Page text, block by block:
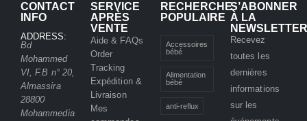
CONTACT
INFO
ADDRESS:
Bd
Mohammed
VI, F.B n° 20,
Almassira
28800
Mohammedia
SERVICE
APRÈS
VENTE
Aide & FAQs
Order
Tracking
Expédition &
Livraison
Mes
RECHERCHE
POPULAIRE
Accessoires
bébé
Alimentation
bébé
anti-reflux
S’ABONNER
À LA
NEWSLETTER
Recevez
toutes les
dernières
informations
sur les